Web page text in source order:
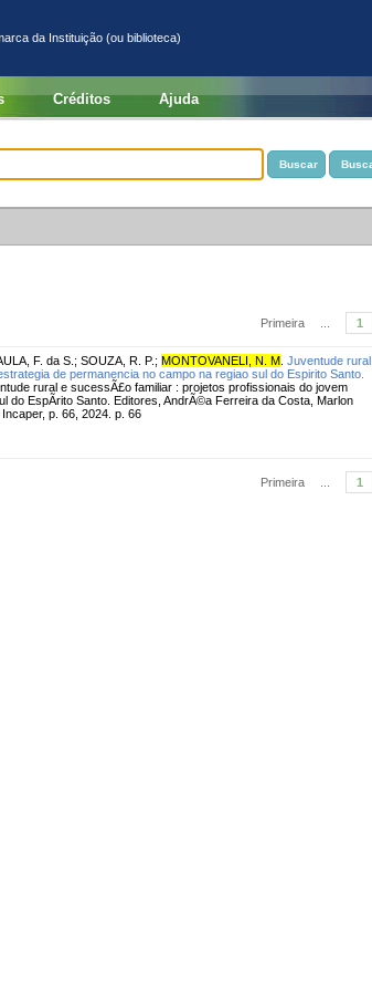
da Instituição (ou biblioteca)
Créditos Ajuda
Primeira 1
F. da S. ; SOUZA, R. P. ; MONTOVANELI, N. M Juventude rural
de permanencia no campo na regiao sul do Espi­rito Santo.
rural e sucessÃ£o familiar : projetos profissionais do jovem
do EspÃ­rito Santo. Editores, AndrÃ©a Ferreira da Costa, Marlon
p. 66, 2024. p. 66
Primeira 1